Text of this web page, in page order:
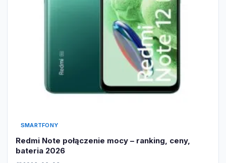
SMARTFONY
Redmi Note połączenie mocy – ranking, ceny,
bateria 2026